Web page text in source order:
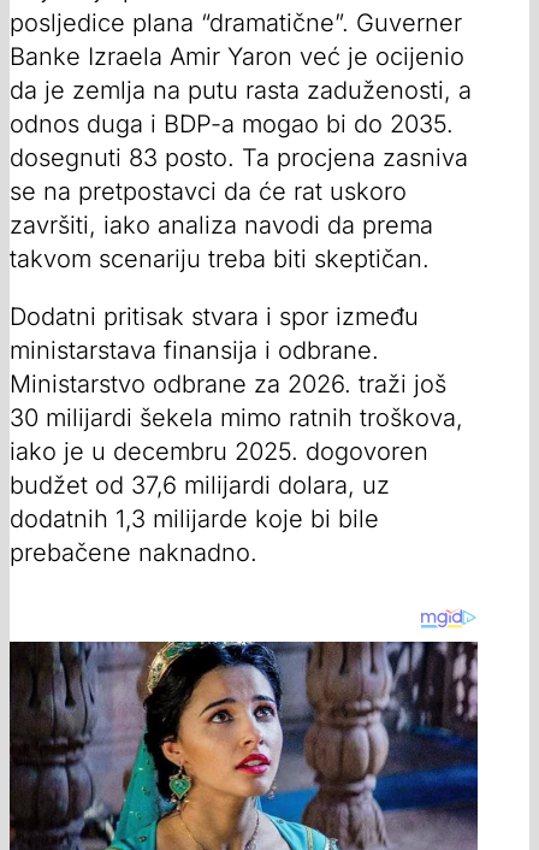
posljedice plana “dramatične”. Guverner
Banke Izraela Amir Yaron već je ocijenio
da je zemlja na putu rasta zaduženosti, a
odnos duga i BDP-a mogao bi do 2035.
dosegnuti 83 posto. Ta procjena zasniva
se na pretpostavci da će rat uskoro
završiti, iako analiza navodi da prema
takvom scenariju treba biti skeptičan.
Dodatni pritisak stvara i spor između
ministarstava finansija i odbrane.
Ministarstvo odbrane za 2026. traži još
30 milijardi šekela mimo ratnih troškova,
iako je u decembru 2025. dogovoren
budžet od 37,6 milijardi dolara, uz
dodatnih 1,3 milijarde koje bi bile
prebačene naknadno.